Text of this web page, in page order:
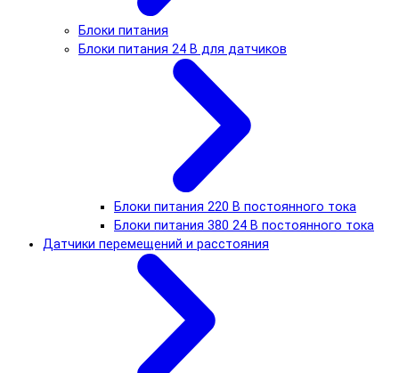
Блоки питания
Блоки питания 24 В для датчиков
Блоки питания 220 В постоянного тока
Блоки питания 380 24 В постоянного тока
Датчики перемещений и расстояния